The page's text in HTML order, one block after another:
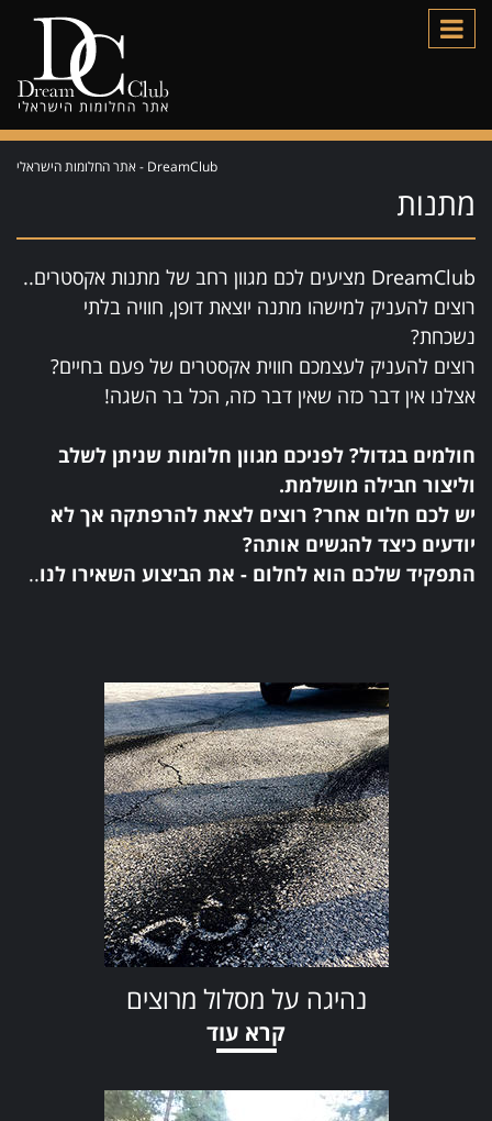
DreamClub - אתר החלומות הישראלי
מתנות
DreamClub מציעים לכם מגוון רחב של מתנות אקסטרים..
רוצים להעניק למישהו מתנה יוצאת דופן, חוויה בלתי
נשכחת?
רוצים להעניק לעצמכם חווית אקסטרים של פעם בחיים?
אצלנו אין דבר כזה שאין דבר כזה, הכל בר השגה!
חולמים בגדול? לפניכם מגוון חלומות שניתן לשלב
וליצור חבילה מושלמת.
יש לכם חלום אחר? רוצים לצאת להרפתקה אך לא
יודעים כיצד להגשים אותה?
התפקיד שלכם הוא לחלום - את הביצוע השאירו לנו..
נהיגה על מסלול מרוצים
קרא עוד